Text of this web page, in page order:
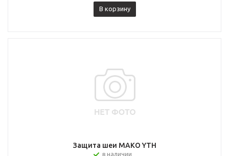
В корзину
Защита шеи MAKO YTH
в наличии